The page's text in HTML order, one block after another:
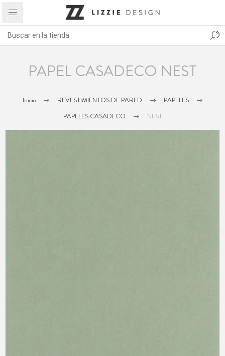
PAPEL CASADECO NEST
Inicio REVESTIMIENTOS DE PARED
PAPELES
PAPELES CASADECO
NEST